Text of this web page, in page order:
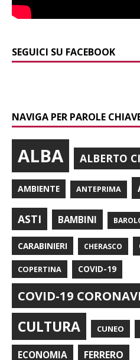
SEGUICI SU FACEBOOK
NAVIGA PER PAROLE
ALBA ALBERTO
AMBIENTE ANTEPRIMA
ASTI BAMBINI
CARABINIERI CHERASCO
COPERTINA COVID-19
COVID-19
CULTURA CUNEO
ECONOMIA FERRERO